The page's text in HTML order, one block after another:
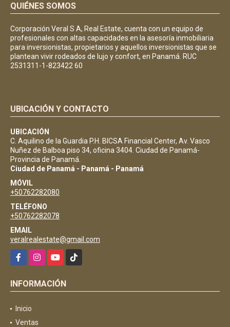
QUIÉNES SOMOS
Corporación Veral S A, Real Estate, cuenta con un equipo de
profesionales con altas capacidades en la asesoría inmobiliaria
para inversionistas, propietarios y aquellos inversionistas que se
plantean vivir rodeados de lujo y confort, en Panamá. RUC
2531311-1-823422 60
UBICACIÓN Y CONTACTO
UBICACIÓN
C. Aquilino de la Guardia P.H. BICSA Financial Center, Av. Vasco
Nuñez de Balboa piso 34, oficina 3404. Ciudad de Panamá-
Provincia de Panamá.
Ciudad de Panamá - Panamá - Panamá
MÓVIL
+50762282080
TELÉFONO
+50762282078
EMAIL
veralrealestate@gmail.com
FacebookInstagramYouTubeTikTok
INFORMACIÓN
Inicio
Ventas